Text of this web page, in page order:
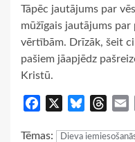
Tāpēc jautājums par
mūžīgais jautājums
vērtībām. Drīzāk, šeit
pašiem jāapjēdz
Kristū.
Facebook Bluesky
Tēmas: Dieva